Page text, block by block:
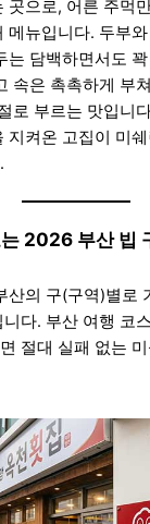
곳으로, 어른 주먹
메뉴입니다. 두부
는 담백하면서도
속은 촉촉하게 부
로 부르는 맛입니
지켜온 고집이 미
2026 부산 빕
산의 구(구역)별로
다. 부산 여행 코
절대 실패 없는